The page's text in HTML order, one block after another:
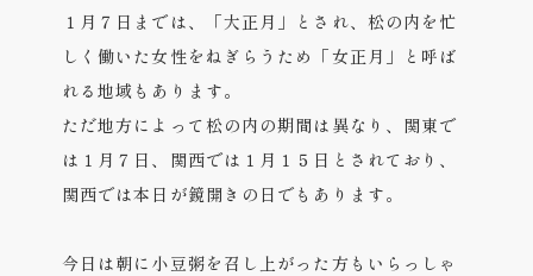
１月７日までは、「大正月」とされ、松の内を忙
しく働いた女性をねぎらうため「女正月」と呼ば
れる地域もあります。
ただ地方によって松の内の期間は異なり、関東で
は１月７日、関西では１月１５日とされており、
関西では本日が鏡開きの日でもあります。
今日は朝に小豆粥を召し上がった方もいらっしゃ